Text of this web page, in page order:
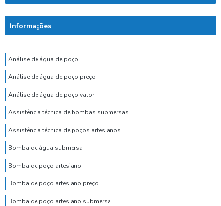
Informações
Análise de água de poço
Análise de água de poço preço
Análise de água de poço valor
Assistência técnica de bombas submersas
Assistência técnica de poços artesianos
Bomba de água submersa
Bomba de poço artesiano
Bomba de poço artesiano preço
Bomba de poço artesiano submersa